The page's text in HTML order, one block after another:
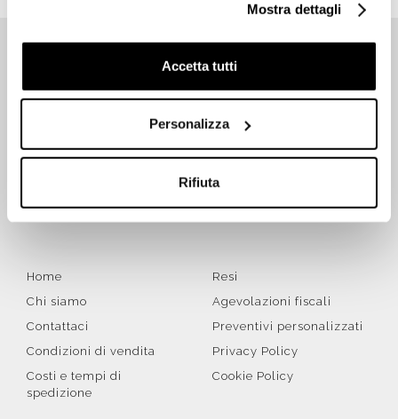
Mostra dettagli
Accetta tutti
Personalizza
Rifiuta
ISCRIVITI SUBITO ALLA NEWSLETTER
Iscriviti
, accetto di ricevere la newsletter ai
Home
Chi siamo
Contattaci
Condizioni di vendita
Costi e tempi di
spedizione
Resi
Agevolazioni fiscali
Preventivi personalizzati
Privacy Policy
Cookie Policy